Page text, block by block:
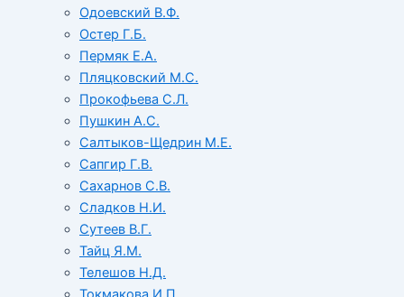
Одоевский В.Ф.
Остер Г.Б.
Пермяк Е.А.
Пляцковский М.С.
Прокофьева С.Л.
Пушкин А.С.
Салтыков-Щедрин М.Е.
Сапгир Г.В.
Сахарнов С.В.
Сладков Н.И.
Сутеев В.Г.
Тайц Я.М.
Телешов Н.Д.